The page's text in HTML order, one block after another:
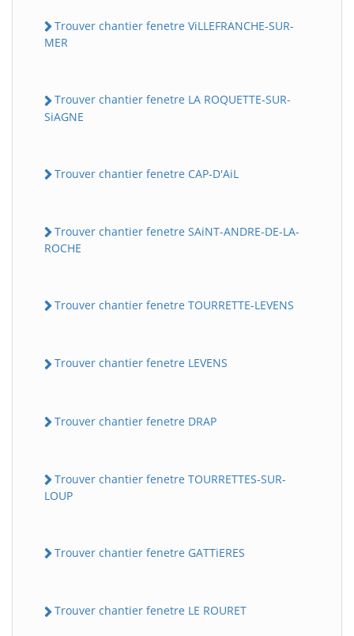
Trouver chantier fenetre ViLLEFRANCHE-SUR-
MER
Trouver chantier fenetre LA ROQUETTE-SUR-
SiAGNE
Trouver chantier fenetre CAP-D'AiL
Trouver chantier fenetre SAiNT-ANDRE-DE-LA-
ROCHE
Trouver chantier fenetre TOURRETTE-LEVENS
Trouver chantier fenetre LEVENS
Trouver chantier fenetre DRAP
Trouver chantier fenetre TOURRETTES-SUR-
LOUP
Trouver chantier fenetre GATTiERES
Trouver chantier fenetre LE ROURET